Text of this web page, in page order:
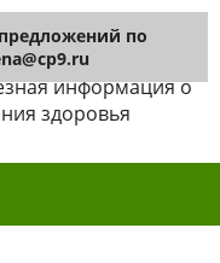
информация о
здоровья
по